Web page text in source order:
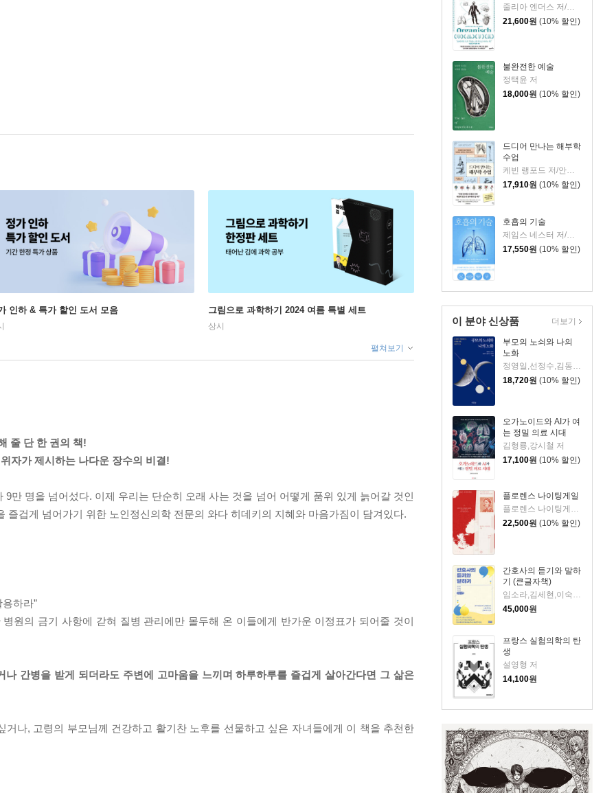
줄리아 엔더스 저/질 엔더스 그림/배명자 역
21,600원 (10% 할인)
불완전한 예술
정택윤 저
18,000원 (10% 할인)
드디어 만나는 해부학
수업
케빈 랭포드 저/안은미 역
17,910원 (10% 할인)
호흡의 기술
17,550원 (10% 할인)
이 분야 신상품
부모의 노쇠와 나의
노화
정영일,선정수,김동우,윤은선,최정연 저
18,720원 (10% 할인)
오가노이드와 AI가 여
는 정밀 의료 시대
김형룡,강시철 저
17,100원 (10% 할인)
플로렌스 나이팅게일
플로렌스 나이팅게일 저/김보은 역
22,500원 (10% 할인)
간호사의 듣기와 말하
기 (큰글자책)
임소라,김세현,이숙경 저
45,000원
프랑스 실험의학의 탄
생
설영형 저
14,100원
더보기
인하 & 특가 할인 도서 모음 그림으로 과학하기 2024 여름 특별 세트
상시
펼쳐보기
줄 단 한 권의 책!
자가 제시하는 나다운 장수의 비결!
만 명을 넘어섰다. 이제 우리는 단순히 오래 사는 것을 넘어 어떻게 품위 있게 늙어갈 것인
즐겁게 넘어가기 위한 노인정신의학 전문의 와다 히데키의 지혜와 마음가짐이 담겨있다.
하라”
원의 금기 사항에 갇혀 질병 관리에만 몰두해 온 이들에게 반가운 이정표가 되어줄 것이
간병을 받게 되더라도 주변에 고마움을 느끼며 하루하루를 즐겁게 살아간다면 그 삶은
나, 고령의 부모님께 건강하고 활기찬 노후를 선물하고 싶은 자녀들에게 이 책을 추천한